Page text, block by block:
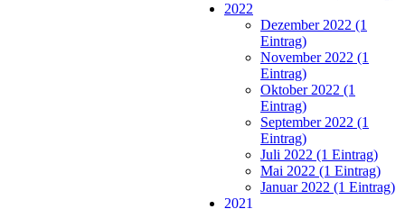
2022
Dezember 2022 (1
Eintrag)
November 2022 (1
Eintrag)
Oktober 2022 (1
Eintrag)
September 2022 (1
Eintrag)
Juli 2022 (1 Eintrag)
Mai 2022 (1 Eintrag)
Januar 2022 (1 Eintrag)
2021